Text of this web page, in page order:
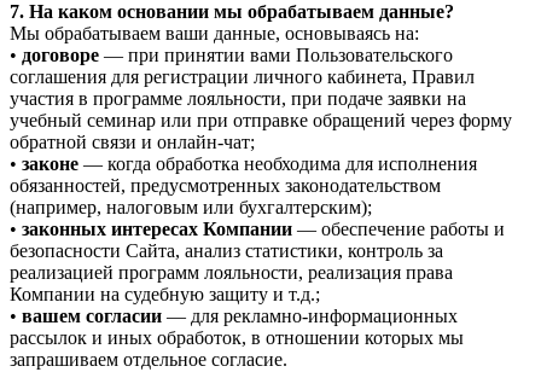
7. На каком основании мы обрабатываем данные?
Мы обрабатываем ваши данные, основываясь на:
• договоре — при принятии вами Пользовательского
соглашения для регистрации личного кабинета, Правил
участия в программе лояльности, при подаче заявки на
учебный семинар или при отправке обращений через форму
обратной связи и онлайн-чат;
• законе — когда обработка необходима для исполнения
обязанностей, предусмотренных законодательством
(например, налоговым или бухгалтерским);
• законных интересах Компании — обеспечение работы и
безопасности Сайта, анализ статистики, контроль за
реализацией программ лояльности, реализация права
Компании на судебную защиту и т.д.;
• вашем согласии — для рекламно-информационных
рассылок и иных обработок, в отношении которых мы
запрашиваем отдельное согласие.